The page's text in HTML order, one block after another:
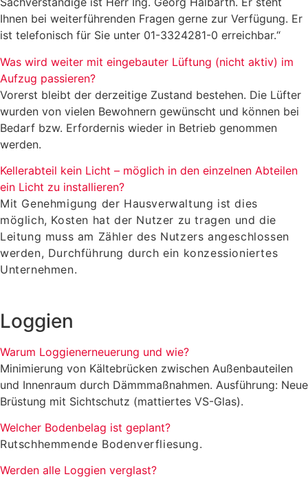
Ihnen bei weiterführenden Fragen gerne zur Verfügung. Er
ist telefonisch für Sie unter 01-3324281-0 erreichbar.“
Was wird weiter mit eingebauter Lüftung (nicht aktiv) im
Aufzug passieren?
Vorerst bleibt der derzeitige Zustand bestehen. Die Lüfter
wurden von vielen Bewohnern gewünscht und können bei
Bedarf bzw. Erfordernis wieder in Betrieb genommen
werden.
Kellerabteil kein Licht – möglich in den einzelnen Abteilen
ein Licht zu installieren?
Mit Genehmigung der Hausverwaltung ist dies
möglich, Kosten hat der Nutzer zu tragen und die
Leitung muss am Zähler des Nutzers angeschlossen
werden, Durchführung durch ein konzessioniertes
Unternehmen.
Loggien
Warum Loggienerneuerung und wie?
Minimierung von Kältebrücken zwischen Außenbauteilen
und Innenraum durch Dämmmaßnahmen. Ausführung: Neue
Brüstung mit Sichtschutz (mattiertes VS-Glas).
Welcher Bodenbelag ist geplant?
Rutschhemmende Bodenverfliesung.
Werden alle Loggien verglast?